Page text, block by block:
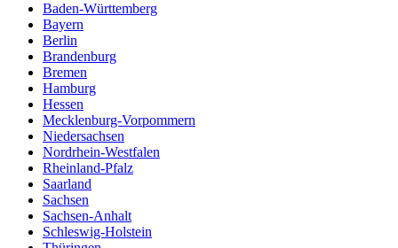
Baden-Württemberg
Bayern
Berlin
Brandenburg
Bremen
Hamburg
Hessen
Mecklenburg-Vorpommern
Niedersachsen
Nordrhein-Westfalen
Rheinland-Pfalz
Saarland
Sachsen
Sachsen-Anhalt
Schleswig-Holstein